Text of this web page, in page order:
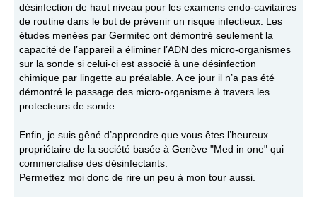
désinfection de haut niveau pour les examens endo-cavitaires
de routine dans le but de prévenir un risque infectieux. Les
études menées par Germitec ont démontré seulement la
capacité de l’appareil a éliminer l’ADN des micro-organismes
sur la sonde si celui-ci est associé à une désinfection
chimique par lingette au préalable. A ce jour il n’a pas été
démontré le passage des micro-organisme à travers les
protecteurs de sonde.
Enfin, je suis gêné d’apprendre que vous êtes l’heureux
propriétaire de la société basée à Genève "Med in one" qui
commercialise des désinfectants.
Permettez moi donc de rire un peu à mon tour aussi.